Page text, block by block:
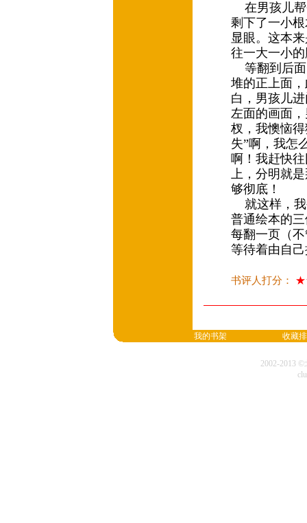
在男孩儿帮
剩下了一小
显眼。这本
往一大一小
等翻到后面
堆的正上面
白，男孩儿
左面的画面
杈，我懊恼
失”啊，我怎
啊！我赶快
上，分明就
够彻底！
就这样，我
普通绘本的
每翻一页（
等待着由自
书评人打分：
我的书架 收藏
2002-2013